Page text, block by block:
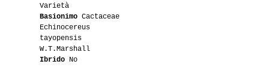
Varietà
Basionimo Cactaceae
Echinocereus
tayopensis
W.T.Marshall
Ibrido No